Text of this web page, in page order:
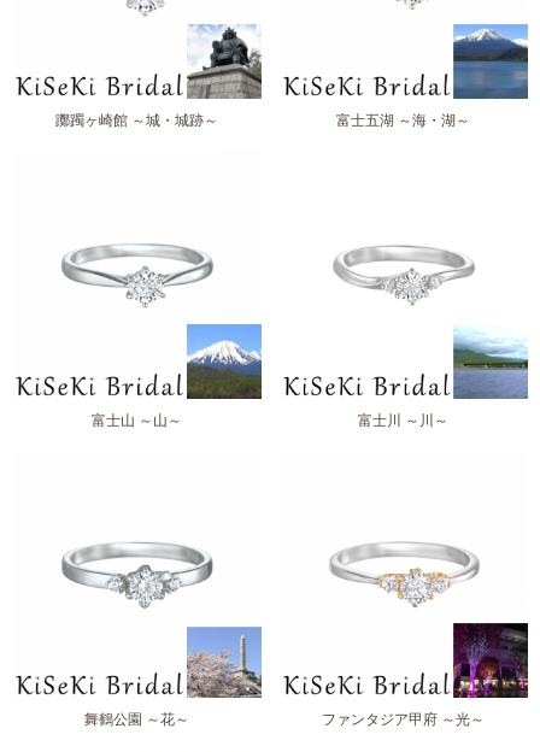
躑躅ヶ崎館 ～城・城跡～ 富士五湖 ～海・湖～
富士山 ～山～ 富士川 ～川～
舞鶴公園 ～花～ ファンタジア甲府 ～光～